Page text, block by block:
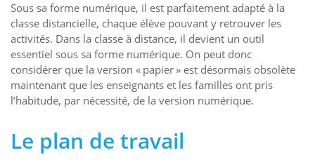
Sous sa forme numérique, il est parfaitement adapté à la
classe distancielle, chaque élève pouvant y retrouver les
activités. Dans la classe à distance, il devient un outil
essentiel sous sa forme numérique. On peut donc
considérer que la version « papier » est désormais obsolète
maintenant que les enseignants et les familles ont pris
l’habitude, par nécessité, de la version numérique.
Le plan de travail